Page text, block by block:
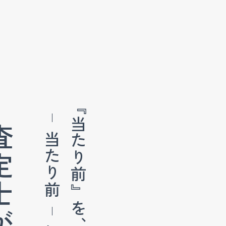
『当たり前』を、
当たり前